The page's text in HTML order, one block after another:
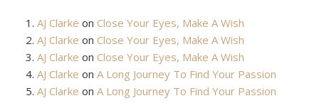
AJ Clarke on Close Your Eyes, Make A Wish
AJ Clarke on Close Your Eyes, Make A Wish
AJ Clarke on Close Your Eyes, Make A Wish
AJ Clarke onA Long Journey To Find Your Passion
AJ Clarke onA Long Journey To Find Your Passion